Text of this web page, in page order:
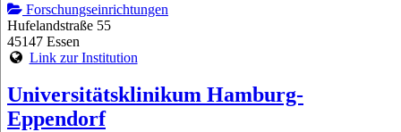
Forschungseinrichtungen
Hufelandstraße 55
45147 Essen
Link zur Institution
Universitätsklinikum Hamburg-
Eppendorf